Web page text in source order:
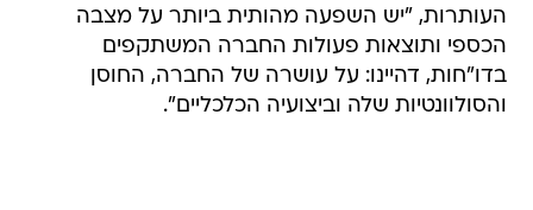
העותרות, "יש השפעה מהותית ביותר על מצבה
הכספי ותוצאות פעולות החברה המשתקפים
בדו"חות, דהיינו: על עושרה של החברה, החוסן
והסולוונטיות שלה וביצועיה הכלכליים".